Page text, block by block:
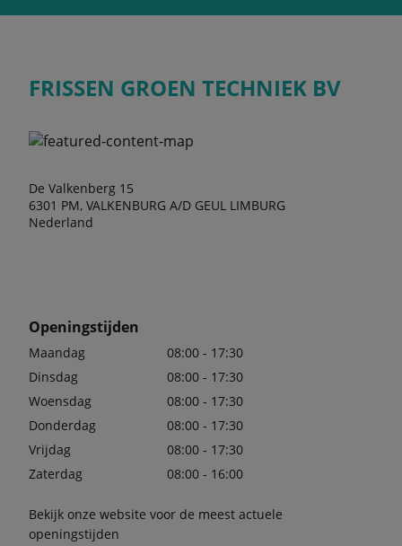
FRISSEN GROEN TECHNIEK BV
De Valkenberg 15
6301 PM, VALKENBURG A/D GEUL LIMBURG
Nederland
Openingstijden
Maandag
08:00 - 17:30
Dinsdag
08:00 - 17:30
Woensdag
08:00 - 17:30
Donderdag
08:00 - 17:30
Vrijdag
08:00 - 17:30
Zaterdag
08:00 - 16:00
Bekijk onze website voor de meest actuele
openingstijden